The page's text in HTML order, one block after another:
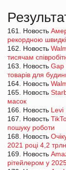
161. Новость
рекордною
162. Новость
тисячам
163. Новость Gap
товарів для
164. Новость
165. Новость
масок
166. Новость Levi
167. Новость
пошуку роботи
168. Новость
2021 році 4,2
169. Новость
рітейлером у